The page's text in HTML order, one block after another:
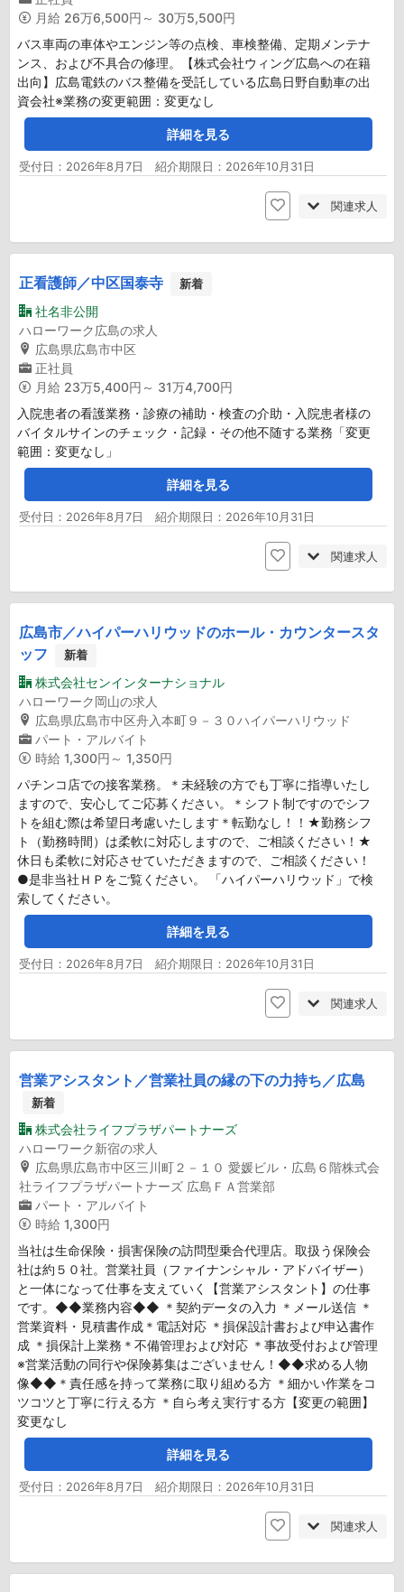
月給 26万6,500円～ 30万5,500円
バス車両の車体やエンジン等の点検、車検整備、定期メンテナ
ンス、および不具合の修理。【株式会社ウィング広島への在籍
出向】広島電鉄のバス整備を受託している広島日野自動車の出
資会社※業務の変更範囲：変更なし
詳細を見る
受付日：2026年8月7日 紹介期限日：2026年10月31日
関連求人
正看護師／中区国泰寺 新着
社名非公開
ハローワーク広島の求人
広島県広島市中区
正社員
月給 23万5,400円～ 31万4,700円
入院患者の看護業務・診療の補助・検査の介助・入院患者様の
バイタルサインのチェック・記録・その他不随する業務「変更
範囲：変更なし」
詳細を見る
受付日：2026年8月7日 紹介期限日：2026年10月31日
関連求人
広島市／ハイパーハリウッドのホール・カウンタースタ
ッフ
新着
株式会社センインターナショナル
ハローワーク岡山の求人
広島県広島市中区舟入本町９－３０ハイパーハリウッド
パート・アルバイト
時給 1,300円～ 1,350円
パチンコ店での接客業務。＊未経験の方でも丁寧に指導いたし
ますので、安心してご応募ください。＊シフト制ですのでシフ
トを組む際は希望日考慮いたします＊転勤なし！！★勤務シフ
ト（勤務時間）は柔軟に対応しますので、ご相談ください！★
休日も柔軟に対応させていただきますので、ご相談ください！
●是非当社ＨＰをご覧ください。 「ハイパーハリウッド」で検
索してください。
詳細を見る
受付日：2026年8月7日 紹介期限日：2026年10月31日
関連求人
営業アシスタント／営業社員の縁の下の力持ち／広島
新着
株式会社ライフプラザパートナーズ
ハローワーク新宿の求人
広島県広島市中区三川町２－１０ 愛媛ビル・広島６階株式会
社ライフプラザパートナーズ 広島ＦＡ営業部
パート・アルバイト
時給 1,300円
当社は生命保険・損害保険の訪問型乗合代理店。取扱う保険会
社は約５０社。営業社員（ファイナンシャル・アドバイザー）
と一体になって仕事を支えていく【営業アシスタント】の仕事
です。◆◆業務内容◆◆ ＊契約データの入力 ＊メール送信 ＊
営業資料・見積書作成＊電話対応 ＊損保設計書および申込書作
成 ＊損保計上業務＊不備管理および対応 ＊事故受付および管理
※営業活動の同行や保険募集はございません！◆◆求める人物
像◆◆＊責任感を持って業務に取り組める方 ＊細かい作業をコ
ツコツと丁寧に行える方 ＊自ら考え実行する方【変更の範囲】
変更なし
詳細を見る
受付日：2026年8月7日 紹介期限日：2026年10月31日
関連求人